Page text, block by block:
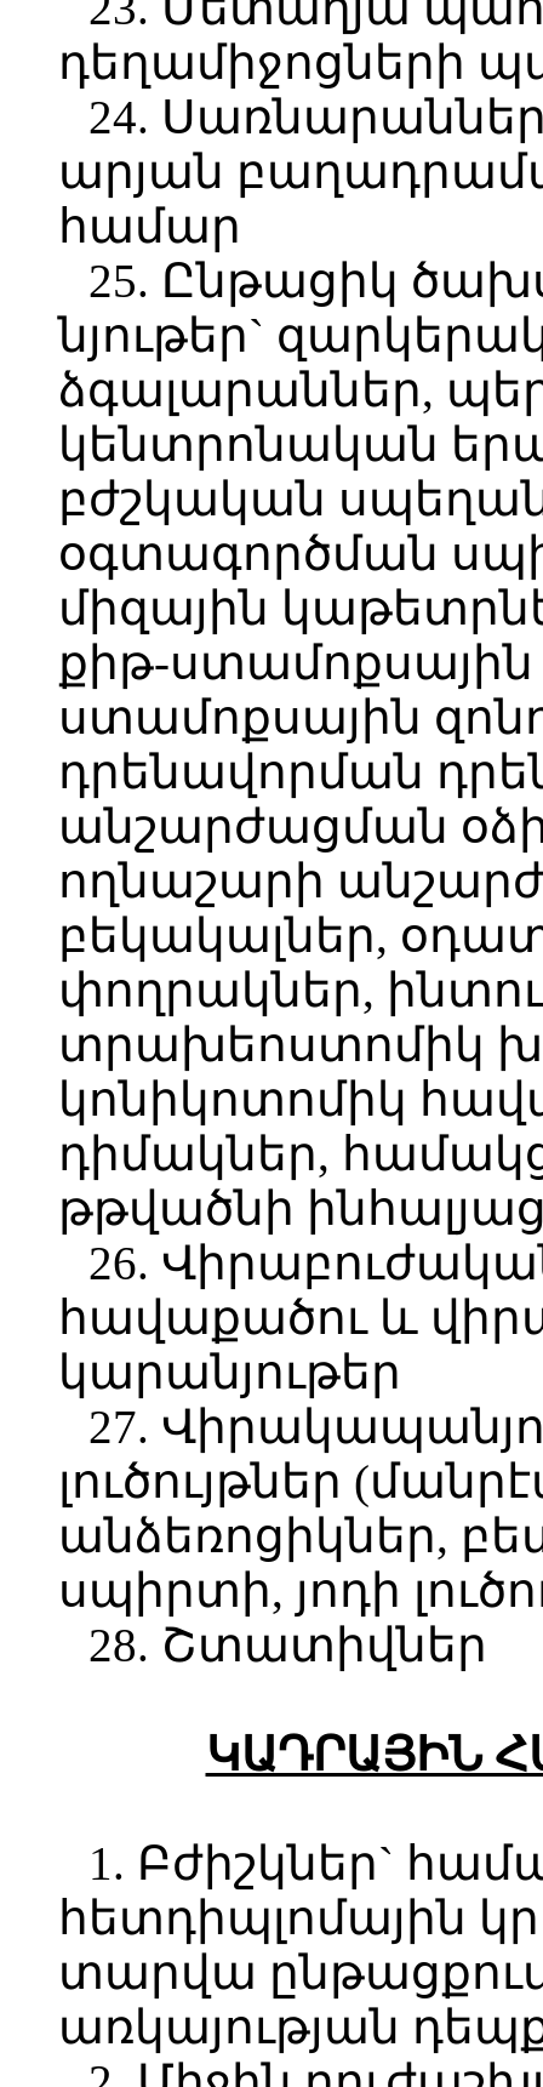
դեղամիջոցների
24.
արյան
համար
25. Ընթացիկ
նյութեր`
ձգալարաններ,
կենտրոնական
բժշկական
օգտագործման
միզային
քիթ-
ստամոքսային
դրենավորման
անշարժացման
ողնաշարի
բեկակալներ,
փողրակներ,
տրախեոստոմիկ
կոնիկոտոմիկ
դիմակներ,
թթվածնի
26.
հավաքածու և
կարանյութեր
27.
լուծույթներ
անձեռոցիկներ,
սպիրտի, յոդի
28. Շտատիվներ
ԿԱԴՐԱՅԻՆ
1. Բժիշկներ`
հետդիպլոմային
տարվա
առկայության